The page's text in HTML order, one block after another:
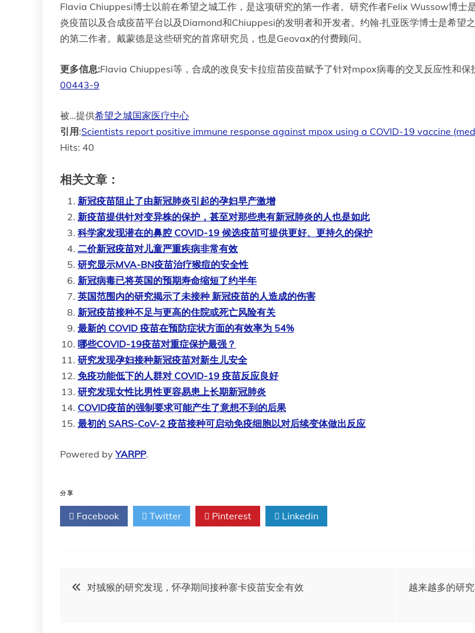
Flavia Chiuppesi博士以前在希望之城工作，是这项研究的第一作者。研究作者Felix Wussow博士
炎疫苗以及合成疫苗平台以及Diamond和Chiuppesi的发明者和开发者。约翰·扎亚医学博士是希望
的第二作者。戴蒙德是这些研究的首席研究员，也是Geovax的付费顾问。
更多信息:Flavia Chiuppesi等，合成的改良安卡拉痘苗疫苗赋予了针对mpox病毒的交叉反应性和保
00443-9
被…提供希望之城国家医疗中心
引用 :Scientists report positive immune response against mpox using a COVID-19 vaccine
Hits: 40
相关文章：
新冠疫苗阻止了由新冠肺炎引起的孕妇早产激增
新疫苗提供针对变异株的保护，甚至对那些患有新冠肺炎的人也是如此
科学家发现潜在的鼻腔 COVID-19 候选疫苗可提供更好、更持久的保护
二价新冠疫苗对儿童严重疾病非常有效
研究显示MVA-BN疫苗治疗猴痘的安全性
新冠病毒已将英国的预期寿命缩短了约半年
英国范围内的研究揭示了未接种 新冠疫苗的人造成的伤害
新冠疫苗接种不足与更高的住院或死亡风险有关
最新的 COVID 疫苗在预防症状方面的有效率为 54%
哪些COVID-19疫苗对重症保护最强？
研究发现孕妇接种新冠疫苗对新生儿安全
免疫功能低下的人群对 COVID-19 疫苗反应良好
研究发现女性比男性更容易患上长期新冠肺炎
COVID疫苗的强制要求可能产生了意想不到的后果
最初的 SARS-CoV-2 疫苗接种可启动免疫细胞以对后续变体做出反应
Powered byYARPP.
分享
Facebook Twitter Pinterest Linkedin
文
对狨猴的研究发现，怀孕期间接种寨卡疫苗安全有效
越来越多的研